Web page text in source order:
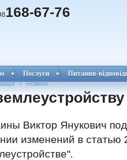
168-67-76
Послуги Питання-
Новини
Виктор Янукович
изменений в статью